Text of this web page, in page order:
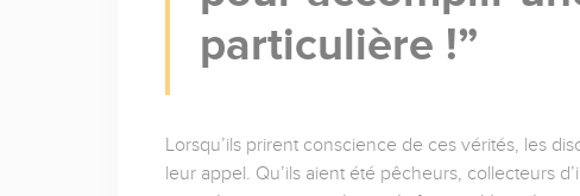
particulière !
Lorsqu’ils prirent conscience de ces vérités, les
leur appel. Qu’ils aient été pêcheurs, collecteurs